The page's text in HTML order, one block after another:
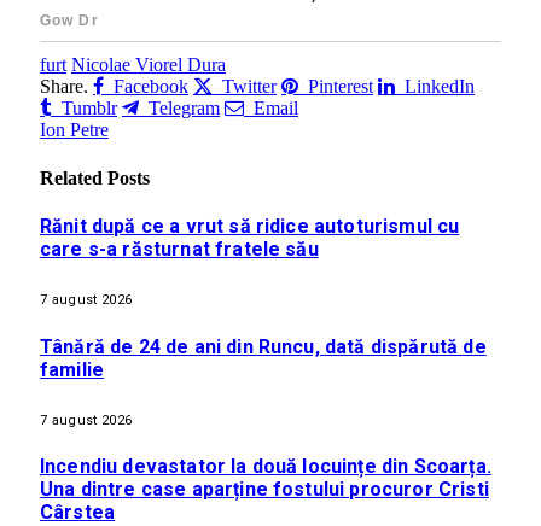
furt Nicolae Viorel Dura
Share.
Facebook Twitter Pinterest
LinkedIn
Tumblr
Telegram Email
Ion Petre
Related Posts
Rănit după ce a vrut să ridice autoturismul cu
care s-a răsturnat fratele său
7 august 2026
Tânără de 24 de ani din Runcu, dată dispărută de
familie
7 august 2026
Incendiu devastator la două locuințe din Scoarța.
Una dintre case aparține fostului procuror Cristi
Cârstea